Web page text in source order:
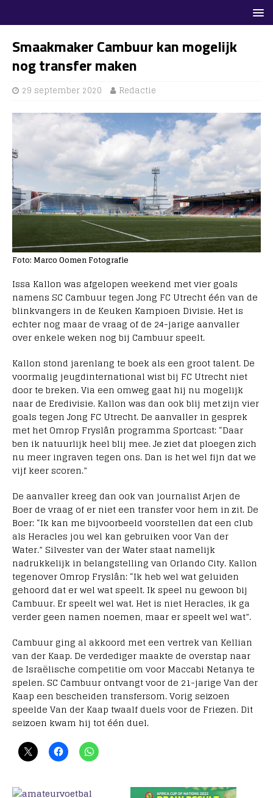
Smaakmaker Cambuur kan mogelijk
nog transfer maken
29 september 2020 Redactie
Foto: Marco Oomen Fotografie
Issa Kallon was afgelopen weekend met vier goals
namens SC Cambuur tegen Jong FC Utrecht één van de
blinkvangers in de Keuken Kampioen Divisie. Het is
echter nog maar de vraag of de 24-jarige aanvaller
over enkele weken nog bij Cambuur speelt.
Kallon stond jarenlang te boek als een groot talent. De
voormalig jeugdinternational wist bij FC Utrecht niet
door te breken. Via een omweg gaat hij nu mogelijk
naar de Eredivisie. Kallon was dan ook blij met zijn vier
goals tegen Jong FC Utrecht. De aanvaller in gesprek
met het Omrop Fryslân programma Sportcast: “Daar
ben ik natuurlijk heel blij mee. Je ziet dat ploegen zich
nu meer ingraven tegen ons. Dan is het wel fijn dat we
vijf keer scoren.”
De aanvaller kreeg dan ook van journalist Arjen de
Boer de vraag of er niet een transfer voor hem in zit. De
Boer: “Ik kan me bijvoorbeeld voorstellen dat een club
als Heracles jou wel kan gebruiken voor Van der
Water.” Silvester van der Water staat namelijk
nadrukkelijk in belangstelling van Orlando City. Kallon
tegenover Omrop Fryslân: “Ik heb wel wat geluiden
gehoord dat er wel wat speelt. Ik speel nu gewoon bij
Cambuur. Er speelt wel wat. Het is niet Heracles, ik ga
verder geen namen noemen, maar er speelt wel wat”.
Cambuur ging al akkoord met een vertrek van Kellian
van der Kaap. De verdediger maakte de overstap naar
de Israëlische competitie om voor Maccabi Netanya te
spelen. SC Cambuur ontvangt voor de 21-jarige Van der
Kaap een bescheiden transfersom. Vorig seizoen
speelde Van der Kaap twaalf duels voor de Friezen. Dit
seizoen kwam hij tot één duel.